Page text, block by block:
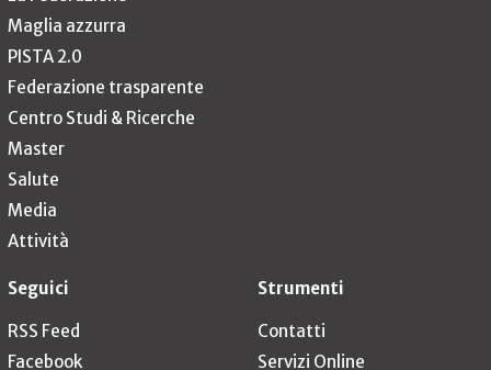
Maglia azzurra
PISTA 2.0
Federazione trasparente
Centro Studi & Ricerche
Master
Salute
Media
Attività
Seguici
RSS Feed
Facebook
Strumenti
Contatti
Servizi Online